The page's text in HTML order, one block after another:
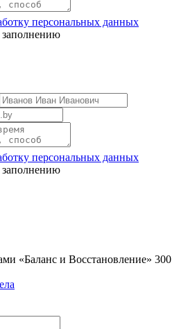
персональных данных
заполнению
персональных данных
заполнению
«Баланс и Восстановление» 300